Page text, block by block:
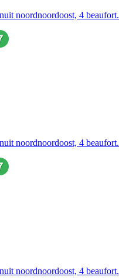
noordnoordoost, 4 beaufort.
noordnoordoost, 4 beaufort.
noordnoordoost, 4 beaufort.